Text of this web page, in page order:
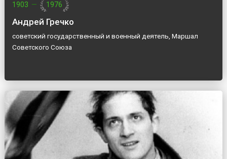
1903 — 1976
Андрей Гречко
советский государственный и военный деятель, Маршал
Советского Союза